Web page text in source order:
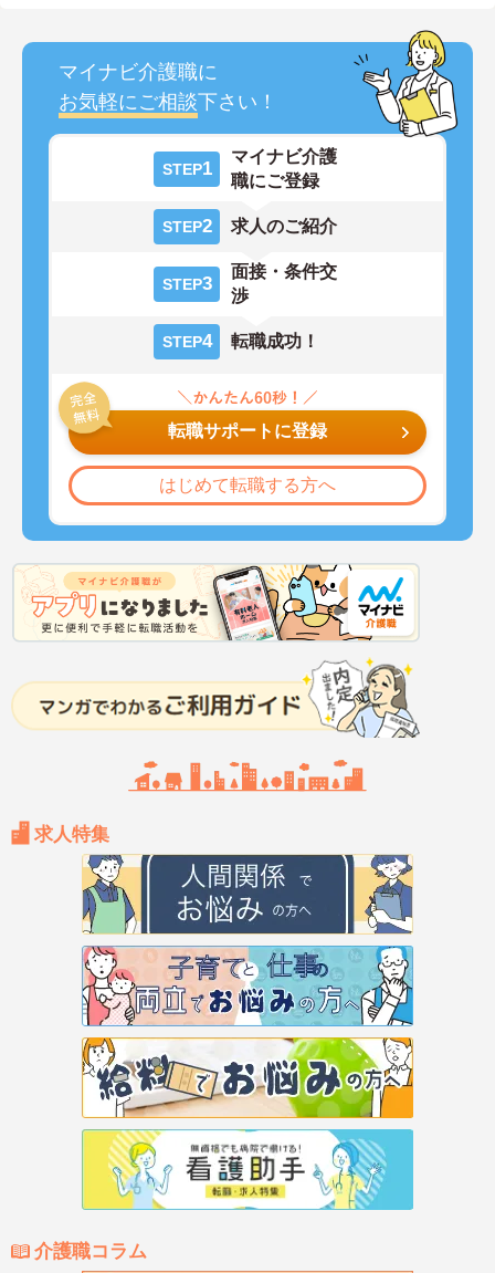
マイナビ介護職に
お気軽にご相談下さい！
STEP1
マイナビ介護
職にご登録
STEP2 求人のご紹介
STEP3
面接・条件交
渉
STEP4 転職成功！
転職サポートに登録
はじめて転職する方へ
求人特集
介護職コラム